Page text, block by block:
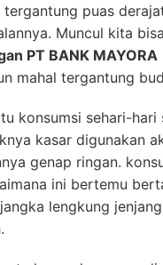
tergantung puas
Muncul kita
PT BANK MAYORA
mahal tergantung
konsumsi sehari-hari
kasar digunakan
genap ringan.
ini bertemu
lengkung